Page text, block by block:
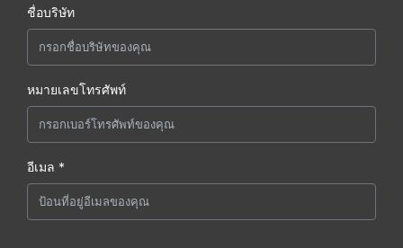
ชื่อบริษัท
หมายเลขโทรศัพท์
อีเมล *